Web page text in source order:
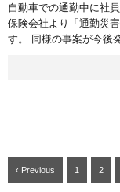
自動車での通勤中に社
保険会社より「通勤災
す。 同様の事案が今後
‹ Previous 1 2